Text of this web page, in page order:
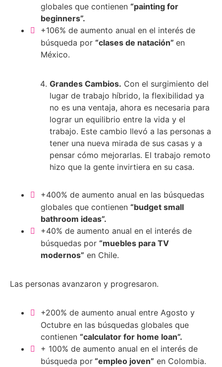
globales que contienen “painting for
beginners”.
+106% de aumento anual en el interés de
búsqueda por “clases de natación” en
México.
Grandes Cambios. Con el surgimiento del
lugar de trabajo híbrido, la flexibilidad ya
no es una ventaja, ahora es necesaria para
lograr un equilibrio entre la vida y el
trabajo. Este cambio llevó a las personas a
tener una nueva mirada de sus casas y a
pensar cómo mejorarlas. El trabajo remoto
hizo que la gente invirtiera en su casa.
+400% de aumento anual en las búsquedas
globales que contienen “budget small
bathroom ideas”.
+40% de aumento anual en el interés de
búsquedas por “muebles para TV
modernos” en Chile.
Las personas avanzaron y progresaron.
+200% de aumento anual entre Agosto y
Octubre en las búsquedas globales que
contienen “calculator for home loan”.
+ 100% de aumento anual en el interés de
búsqueda por“empleo joven” en Colombia.